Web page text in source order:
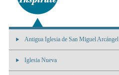
Antigua Iglesia de San Miguel Arcángel
Iglesia Nueva